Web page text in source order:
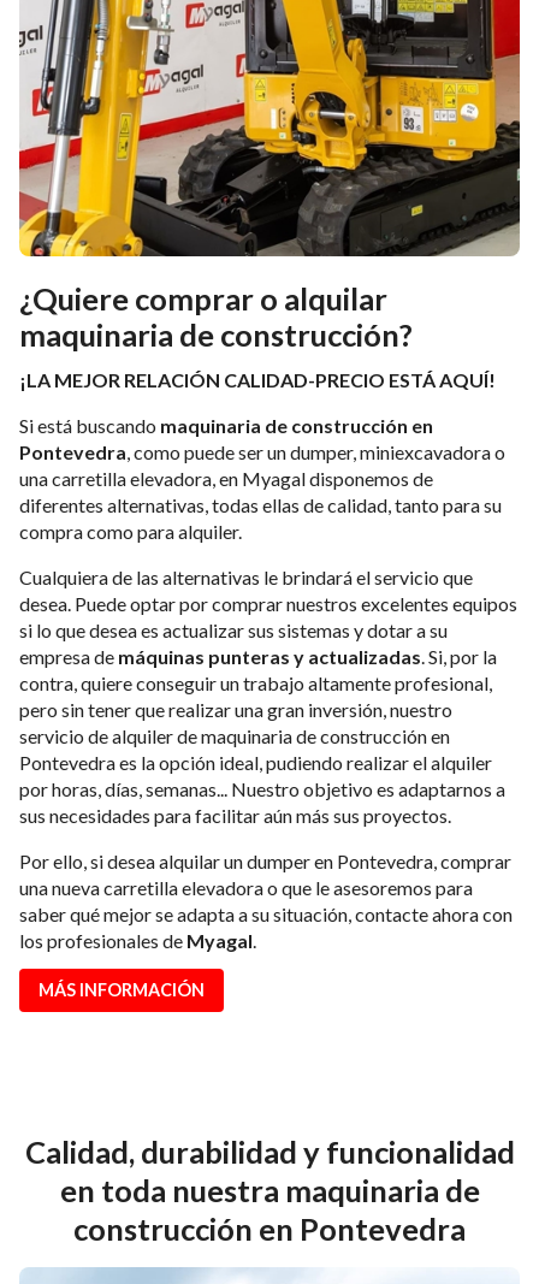
¿Quiere comprar o alquilar
maquinaria de construcción?
¡LA MEJOR RELACIÓN CALIDAD-PRECIO ESTÁ AQUÍ!
Si está buscando maquinaria de construcción en
Pontevedra, como puede ser un dumper, miniexcavadora o
una carretilla elevadora, en Myagal disponemos de
diferentes alternativas, todas ellas de calidad, tanto para su
compra como para alquiler.
Cualquiera de las alternativas le brindará el servicio que
desea. Puede optar por comprar nuestros excelentes equipos
si lo que desea es actualizar sus sistemas y dotar a su
empresa de máquinas punteras y actualizadas. Si, por la
contra, quiere conseguir un trabajo altamente profesional,
pero sin tener que realizar una gran inversión, nuestro
servicio de alquiler de maquinaria de construcción en
Pontevedra es la opción ideal, pudiendo realizar el alquiler
por horas, días, semanas... Nuestro objetivo es adaptarnos a
sus necesidades para facilitar aún más sus proyectos.
Por ello, si desea alquilar un dumper en Pontevedra, comprar
una nueva carretilla elevadora o que le asesoremos para
saber qué mejor se adapta a su situación, contacte ahora con
los profesionales de Myagal.
MÁS INFORMACIÓN
Calidad, durabilidad y funcionalidad
en toda nuestra maquinaria de
construcción en Pontevedra